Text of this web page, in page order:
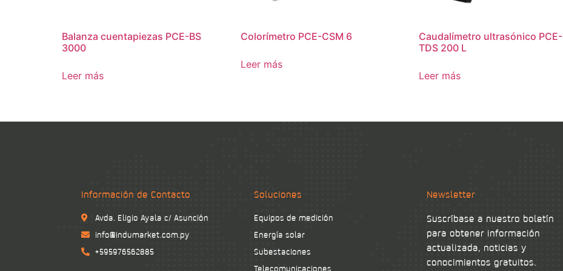
Balanza cuentapiezas PCE-BS
3000
Leer más
Colorímetro PCE-CSM 6
Leer más
Caudalímetro ultrasónico PCE-
TDS 200 L
Leer más
Información de Contacto
Avda. Eligio Ayala c/ Asunción
info@indumarket.com.py
+595976562885
Soluciones
Equipos de medición
Energía solar
Subestaciones
Newsletter
Suscríbase a nuestro boletín
para obtener información
actualizada, noticias y
conocimientos gratuitos.